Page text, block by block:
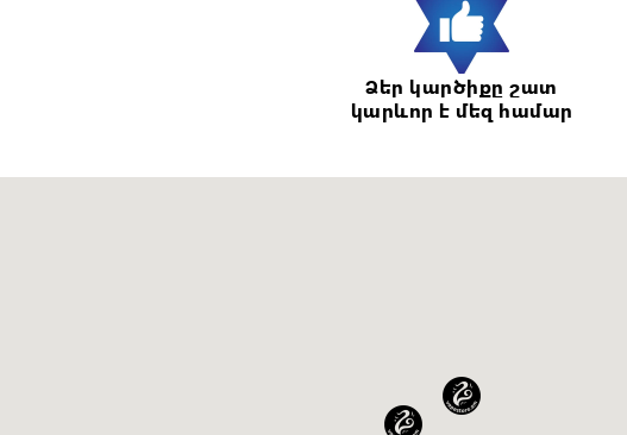
Ձեր կարծիքը շատ
կարևոր է մեզ համար